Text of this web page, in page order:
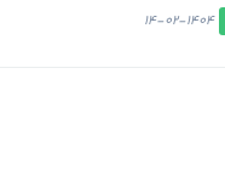
1404-02-14